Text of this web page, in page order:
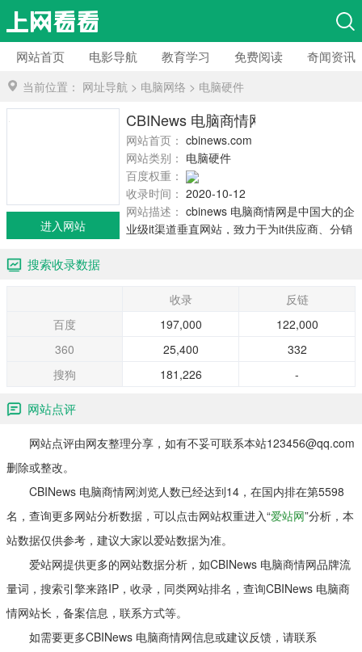
网站首页 电影导航 教育学习 免费阅读 奇闻资讯
当前位置： 网址导航 > 电脑网络 > 电脑硬件
CBINews 电脑商情网
网站首页： cbinews.com
网站类别： 电脑硬件
百度权重：
收录时间： 2020-10-12
网站描述： cbinews 电脑商情网是中国大的企
业级it渠道垂直网站，致力于为it供应商、分销
进入网站
搜索收录数据
收录
反链
百度
197,000
122,000
360
25,400
332
搜狗
181,226 -
网站点评
网站点评由网友整理分享，如有不妥可联系本站123456@qq.com
删除或整改。
CBINews 电脑商情网浏览人数已经达到14，在国内排在第5598
名，查询更多网站分析数据，可以点击网站权重进入“爱站网”分析，本
站数据仅供参考，建议大家以爱站数据为准。
爱站网提供更多的网站数据分析，如CBINews 电脑商情网品牌流
量词，搜索引擎来路IP，收录，同类网站排名，查询CBINews 电脑商
情网站长，备案信息，联系方式等。
如需要更多CBINews 电脑商情网信息或建议反馈，请联系